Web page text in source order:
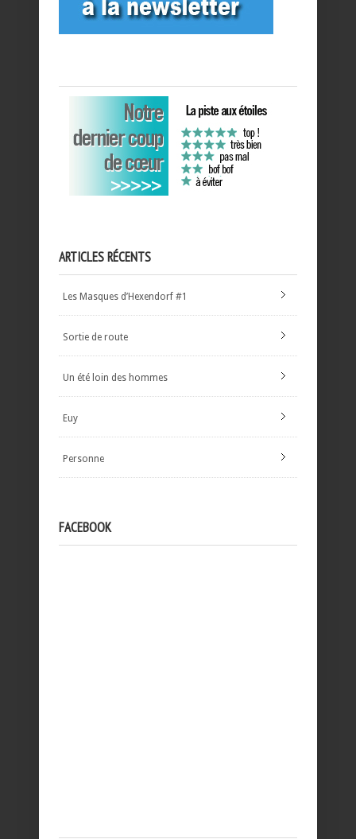
ARTICLES RÉCENTS
Les Masques d’Hexendorf #1
Sortie de route
Un été loin des hommes
Euy
Personne
FACEBOOK